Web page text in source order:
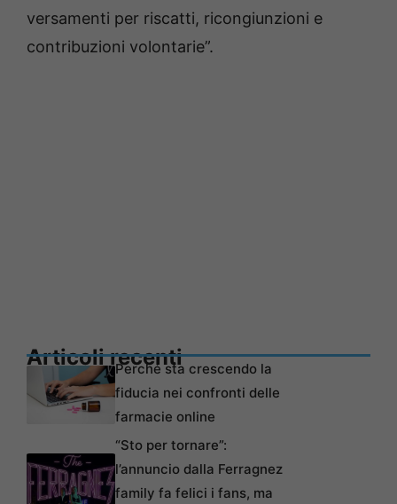
versamenti per riscatti, ricongiunzioni e
contribuzioni volontarie”.
Articoli recentiPerché sta crescendo la
fiducia nei confronti delle
farmacie online
“Sto per tornare”:
l’annuncio dalla Ferragnez
family fa felici i fans, ma